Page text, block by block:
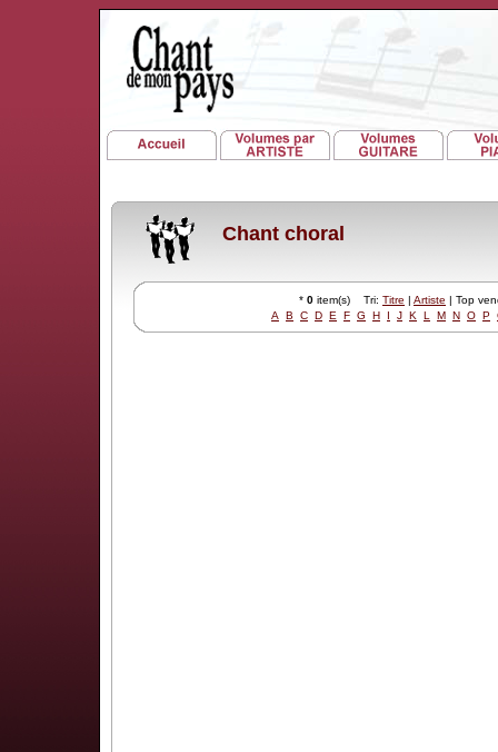
Chant choral
* 0 item(s) Tri: Titre | Artiste | Top
A
B C D E F G H I J K L M N O P